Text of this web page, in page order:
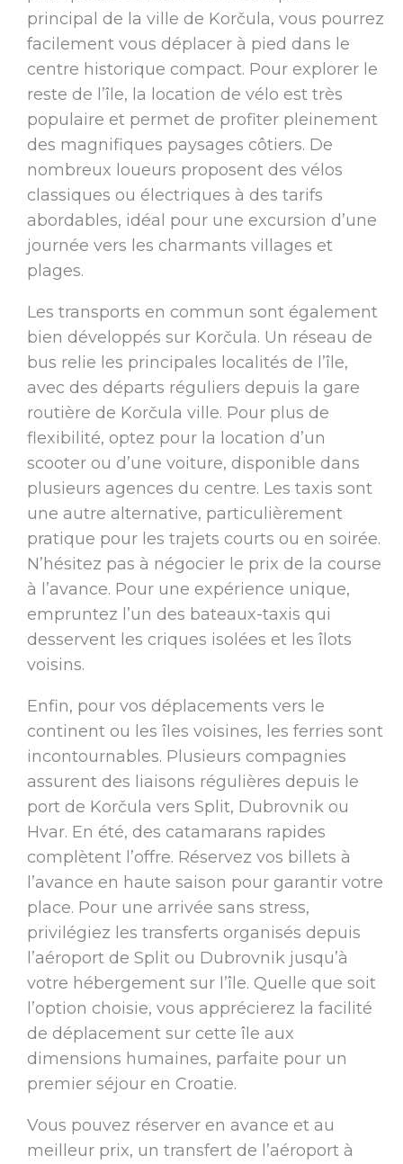
principal de la ville de Korčula, vous pourrez
facilement vous déplacer à pied dans le
centre historique compact. Pour explorer le
reste de l’île, la location de vélo est très
populaire et permet de profiter pleinement
des magnifiques paysages côtiers. De
nombreux loueurs proposent des vélos
classiques ou électriques à des tarifs
abordables, idéal pour une excursion d’une
journée vers les charmants villages et
plages.
Les transports en commun sont également
bien développés sur Korčula. Un réseau de
bus relie les principales localités de l’île,
avec des départs réguliers depuis la gare
routière de Korčula ville. Pour plus de
flexibilité, optez pour la location d’un
scooter ou d’une voiture, disponible dans
plusieurs agences du centre. Les taxis sont
une autre alternative, particulièrement
pratique pour les trajets courts ou en soirée.
N’hésitez pas à négocier le prix de la course
à l’avance. Pour une expérience unique,
empruntez l’un des bateaux-taxis qui
desservent les criques isolées et les îlots
voisins.
Enfin, pour vos déplacements vers le
continent ou les îles voisines, les ferries sont
incontournables. Plusieurs compagnies
assurent des liaisons régulières depuis le
port de Korčula vers Split, Dubrovnik ou
Hvar. En été, des catamarans rapides
complètent l’offre. Réservez vos billets à
l’avance en haute saison pour garantir votre
place. Pour une arrivée sans stress,
privilégiez les transferts organisés depuis
l’aéroport de Split ou Dubrovnik jusqu’à
votre hébergement sur l’île. Quelle que soit
l’option choisie, vous apprécierez la facilité
de déplacement sur cette île aux
dimensions humaines, parfaite pour un
premier séjour en Croatie.
Vous pouvez réserver en avance et au
meilleur prix, un transfert de l’aéroport à